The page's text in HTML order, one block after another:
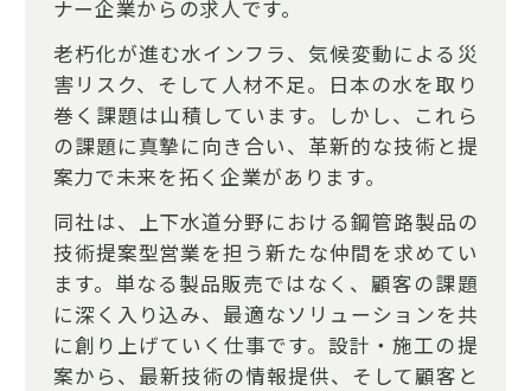
ナー企業からの求人です。
老朽化が進む水インフラ、気候変動による災
害リスク、そして人材不足。日本の水を取り
巻く課題は山積しています。しかし、これら
の課題に真摯に向き合い、革新的な技術と提
案力で未来を拓く企業があります。
同社は、上下水道分野における鋼管路製品の
技術提案型営業を担う新たな仲間を求めてい
ます。単なる製品販売ではなく、顧客の課題
に深く入り込み、最適なソリューションを共
に創り上げていく仕事です。設計・施工の提
案から、最新技術の情報提供、そして顧客と